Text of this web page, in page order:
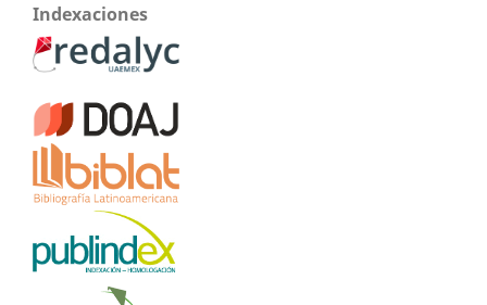
Indexaciones